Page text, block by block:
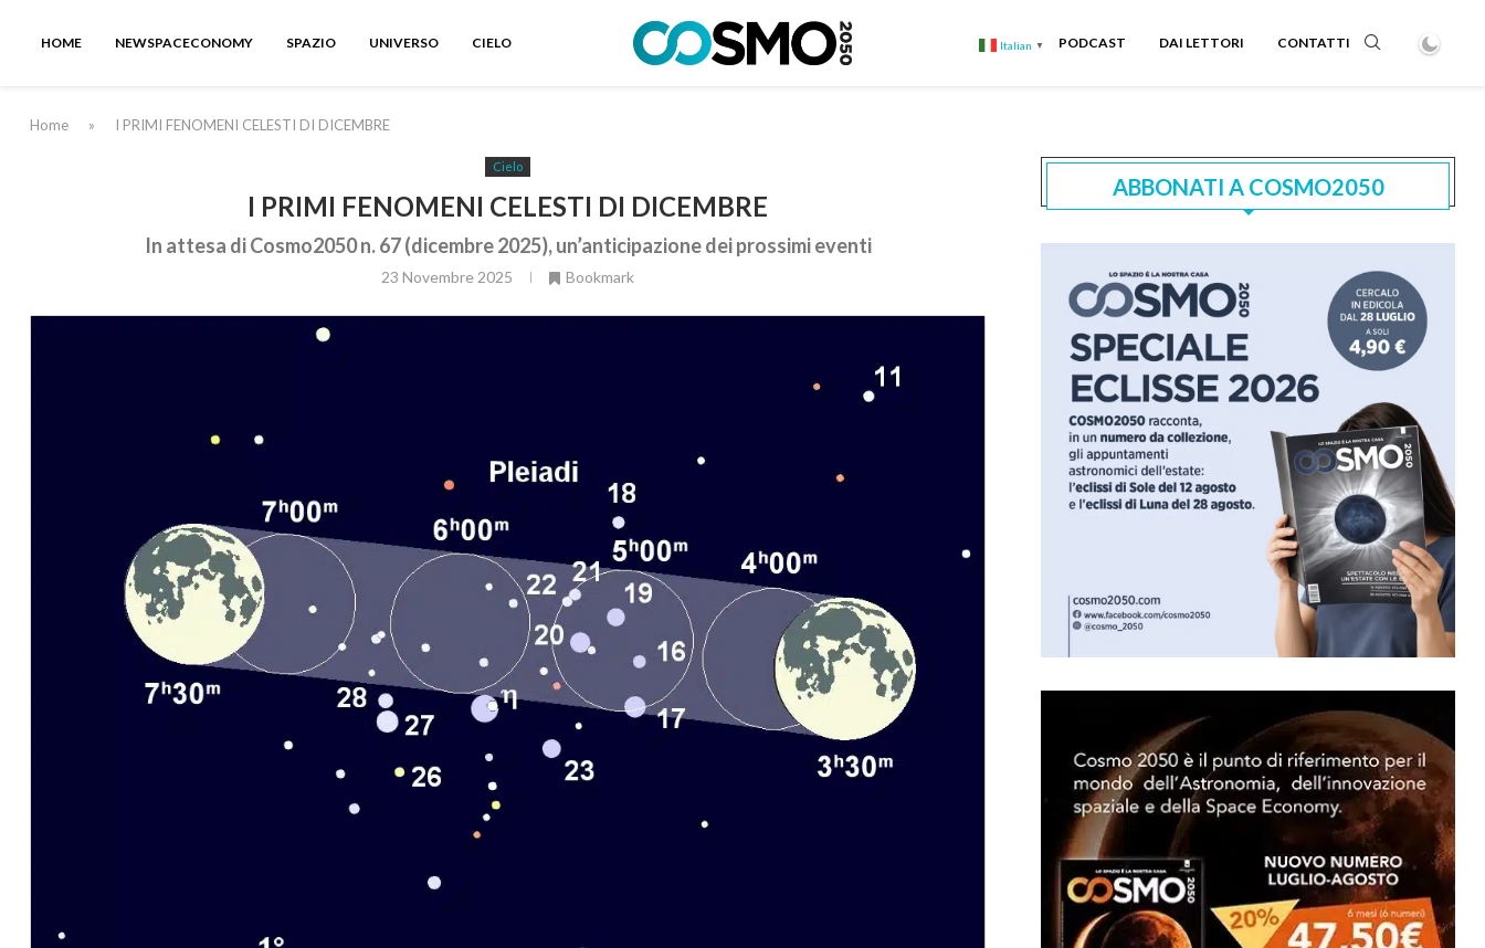
HOME NEWSPACECONOMY SPAZIO UNIVERSO CIELO Italian ▼ PODCAST DAI LETTORI CONTATTI
Home » I PRIMI FENOMENI CELESTI DI DICEMBRE
Cielo
I PRIMI FENOMENI CELESTI DI DICEMBRE
In attesa di Cosmo2050 n. 67 (dicembre 2025), un’anticipazione dei prossimi eventi
23 Novembre 2025 Bookmark
ABBONATI A COSMO2050